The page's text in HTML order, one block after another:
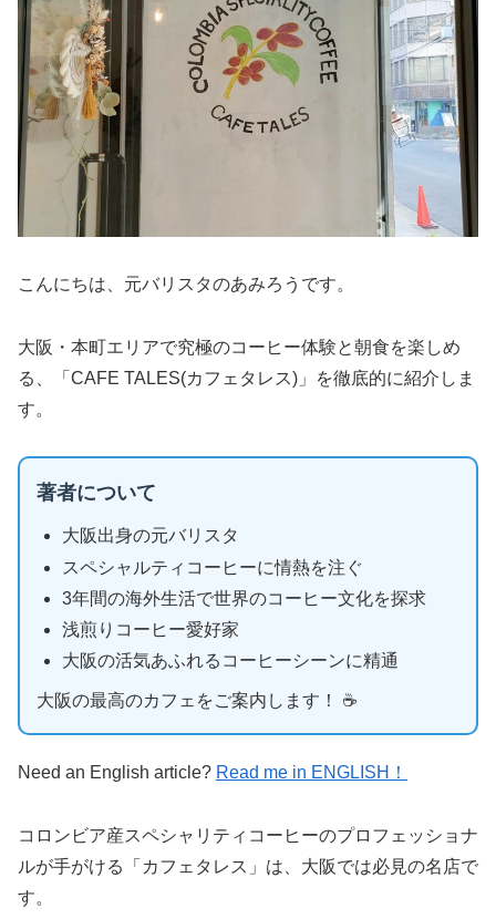
こんにちは、元バリスタのあみろうです。
大阪・本町エリアで究極のコーヒー体験と朝食を楽しめ
る、「CAFE TALES(カフェタレス)」を徹底的に紹介しま
す。
著者について
大阪出身の元バリスタ
スペシャルティコーヒーに情熱を注ぐ
3年間の海外生活で世界のコーヒー文化を探求
浅煎りコーヒー愛好家
大阪の活気あふれるコーヒーシーンに精通
大阪の最高のカフェをご案内します！ ☕️
Need an English article? Read me in ENGLISH！
コロンビア産スペシャリティコーヒーのプロフェッショナ
ルが手がける「カフェタレス」は、大阪では必見の名店で
す。